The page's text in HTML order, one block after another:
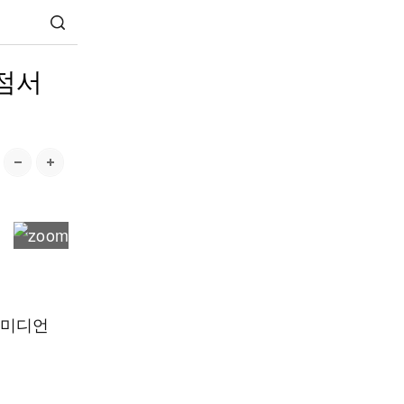
서
디언